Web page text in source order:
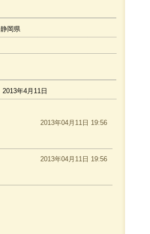
静岡県
2013年4月11日
2013年04月11日 19:56
2013年04月11日 19:56